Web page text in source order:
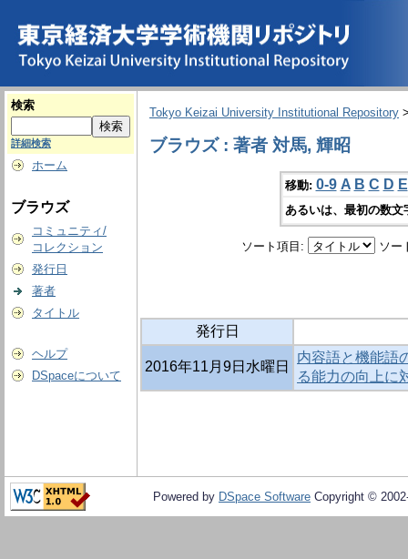
検索
詳細検索
ホーム
ブラウズ
コミュニティ/
コレクション
発行日
著者
タイトル
ヘルプ
DSpaceについて
Tokyo Keizai University Institutional Repository
ブラウズ : 著者 対馬, 輝昭
移動: 0-9 A B C D E
あるいは、最初の数
ソート項目: ソー
発行日
2016年11月9日水曜日
内容語と機能語
る能力の向上に
Powered by DSpace Software Copyright ©